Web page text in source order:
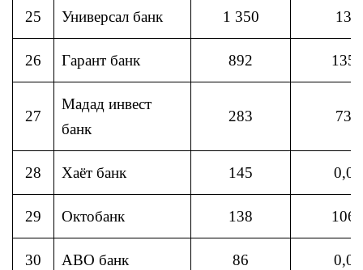
25 Универсал банк 1 350 13
26 Гарант банк 892 135
27
Мадад инвест
банк
283 73
28 Хаёт банк 145 0,0
29 Октобанк 138 106
30 АВО банк 86 0,0